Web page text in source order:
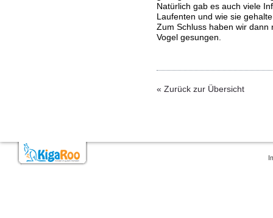
Natürlich gab es auch viele
Laufenten und wie sie
Zum Schluss haben wir dann
Vogel gesungen.
« Zurück zur Übersicht